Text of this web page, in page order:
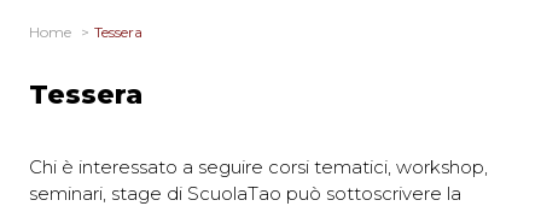
Home Tessera
Tessera
Chi è interessato a seguire corsi tematici, workshop,
seminari, stage di ScuolaTao può sottoscrivere la